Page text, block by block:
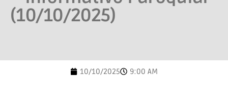
(10/10/2025)
10/10/2025 9:00 AM